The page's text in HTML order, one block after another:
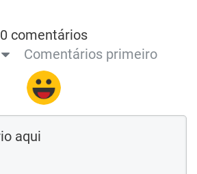
0 comentários
Comentários primeiro